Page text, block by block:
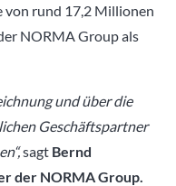
von rund 17,2 Millionen
NORMA Group als
und über die
Geschäftspartner
sagt Bernd
der NORMA Group.